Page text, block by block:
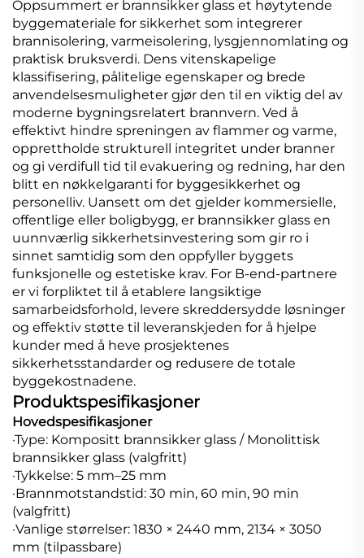
Oppsummert er brannsikker glass et høytytende
byggemateriale for sikkerhet som integrerer
brannisolering, varmeisolering, lysgjennomlating og
praktisk bruksverdi. Dens vitenskapelige
klassifisering, pålitelige egenskaper og brede
anvendelsesmuligheter gjør den til en viktig del av
moderne bygningsrelatert brannvern. Ved å
effektivt hindre spreningen av flammer og varme,
opprettholde strukturell integritet under branner
og gi verdifull tid til evakuering og redning, har den
blitt en nøkkelgaranti for byggesikkerhet og
personelliv. Uansett om det gjelder kommersielle,
offentlige eller boligbygg, er brannsikker glass en
uunnværlig sikkerhetsinvestering som gir ro i
sinnet samtidig som den oppfyller byggets
funksjonelle og estetiske krav. For B-end-partnere
er vi forpliktet til å etablere langsiktige
samarbeidsforhold, levere skreddersydde løsninger
og effektiv støtte til leveranskjeden for å hjelpe
kunder med å heve prosjektenes
sikkerhetsstandarder og redusere de totale
byggekostnadene.
Produktspesifikasjoner
Hovedspesifikasjoner
·Type: Kompositt brannsikker glass / Monolittisk
brannsikker glass (valgfritt)
·Tykkelse: 5 mm–25 mm
·Brannmotstandstid: 30 min, 60 min, 90 min
(valgfritt)
·Vanlige størrelser: 1830 × 2440 mm, 2134 × 3050
mm (tilpassbare)